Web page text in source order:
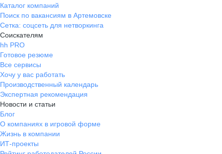
Каталог компаний
Поиск по вакансиям в Артемовске
Сетка: соцсеть для нетворкинга
Соискателям
hh PRO
Готовое резюме
Все сервисы
Хочу у вас работать
Производственный календарь
Экспертная рекомендация
Новости и статьи
Блог
О компаниях в игровой форме
Жизнь в компании
ИТ-проекты